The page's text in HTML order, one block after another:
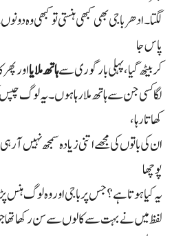
لگتا۔ ادھر باجی بھی کبھی ہنستی تو کبھی وہ
پاس جا
کر بیٹھ گیا، پہلی بار گوری سےہاتھ ملایااور
لگا کسی جن سے ہاتھ ملا رہا ہوں۔ یہ لوگ
کھاتا رہا،
ان کی باتوں کی مجھے اتنی زیادہ سمجھ نہیں آ
پوچھا
یہ کیا ہوتا ہے؟ جس پر باجی اور وہ لوگ ہنس
لفظ میں نے بہت سے کالوں سے سن رکھا